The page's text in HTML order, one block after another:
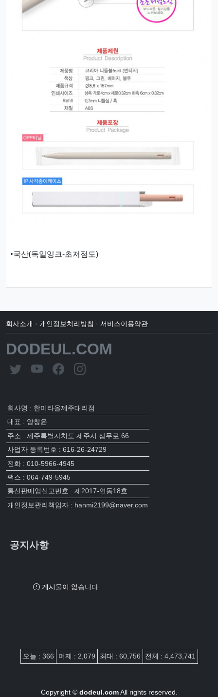
•국산(독일잉크-초저점도)
회사소개 · 개인정보처리방침 · 서비스이용약관
DODEUL.COM
회사명 : 한미타올제주대리점
대표 : 양창윤
주소 : 제주특별자치도 제주시 삼무로 66
사업자 등록번호 : 616-26-24729
전화 : 010-5966-4945
팩스 : 064-749-5945
통신판매업신고번호 : 제2017-연동18호
개인정보관리책임자 : hanmi2199@naver.com
공지사항
게시물이 없습니다.
접속자집계
오늘 : 366 어제 : 2,079 최대 : 60,756 전체 : 4,473,741
Copyright © dodeul.comAll rights reserved.